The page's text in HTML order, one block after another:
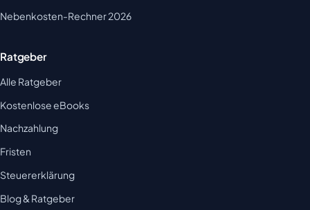
Nebenkosten-Rechner 2026
Ratgeber
Alle Ratgeber
Kostenlose eBooks
Nachzahlung
Fristen
Steuererklärung
Blog & Ratgeber